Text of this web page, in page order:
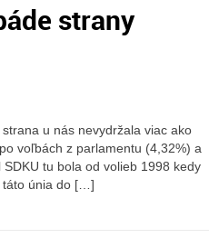
strany
u nás nevydržala viac ako
voľbách z parlamentu (4,32%) a
tu bola od volieb 1998 kedy
táto únia do […]